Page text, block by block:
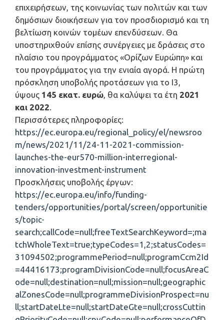
επιχειρήσεων, της κοινωνίας των πολιτών και των
δημόσιων διοικήσεων για τον προσδιορισμό και τη
βελτίωση κοινών τομέων επενδύσεων. Θα
υποστηριχθούν επίσης συνέργειες με δράσεις στο
πλαίσιο του προγράμματος «Ορίζων Ευρώπη» και
του προγράμματος για την ενιαία αγορά. Η πρώτη
πρόσκληση υποβολής προτάσεων για το I3,
ύψους 145 εκατ. ευρώ, θα καλύψει τα έτη 2021
και 2022.
Περισσότερες πληροφορίες:
https://ec.europa.eu/regional_policy/el/newsroo
m/news/2021/11/24-11-2021-commission-
launches-the-eur570-million-interregional-
innovation-investment-instrument
Προσκλήσεις υποβολής έργων:
https://ec.europa.eu/info/funding-
tenders/opportunities/portal/screen/opportunitie
s/topic-
search;callCode=null;freeTextSearchKeyword=;ma
tchWholeText=true;typeCodes=1,2;statusCodes=
31094502;programmePeriod=null;programCcm2Id
=44416173;programDivisionCode=null;focusAreaC
ode=null;destination=null;mission=null;geographic
alZonesCode=null;programmeDivisionProspect=nu
ll;startDateLte=null;startDateGte=null;crossCuttin